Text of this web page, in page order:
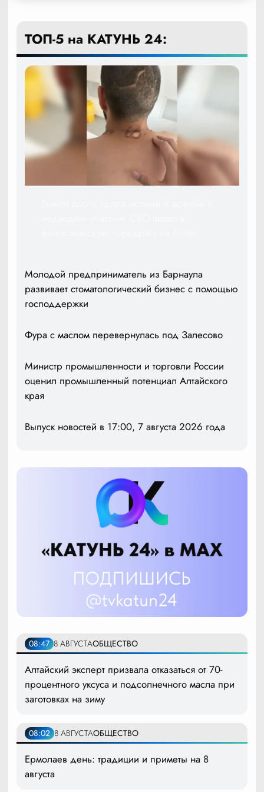
ТОП-5 на КАТУНЬ 24:
Молодой предприниматель из Барнаула
развивает стоматологический бизнес с помощью
господдержки
Фура с маслом перевернулась под Залесово
Министр промышленности и торговли России
оценил промышленный потенциал Алтайского
края
Выпуск новостей в 17:00, 7 августа 2026 года
08:47 8 АВГУСТАОБЩЕСТВО
Алтайский эксперт призвала отказаться от 70-
процентного уксуса и подсолнечного масла при
заготовках на зиму
08:02 8 АВГУСТАОБЩЕСТВО
Ермолаев день: традиции и приметы на 8
августа